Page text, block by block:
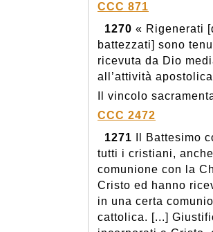
CCC 871
1270 « Rigenerati
battezzati] sono
ricevuta da Dio
all’attività
Il vincolo
CCC 2472
1271 Il Battesimo
tutti i cristiani,
comunione con la
Cristo ed hanno
in una certa
cattolica. [...]